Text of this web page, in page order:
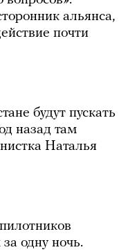
альянса,
почти
будут пускать
назад там
Наталья
одну ночь.